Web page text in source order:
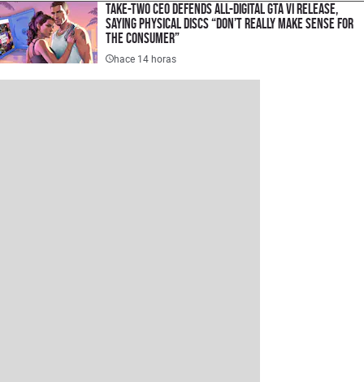
Take-Two CEO Defends All-Digital GTA VI Release,
Saying Physical Discs “Don’t Really Make Sense for
the Consumer”
hace 14 horas